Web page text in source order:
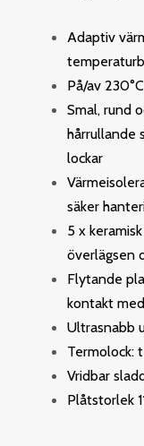
Adaptiv
På/av 230°C
Smal, rund
hårrullande
lockar
säker
5 x
överlägsen
Flytande
kontakt
Ultrasnabb
Termolock:
Vridbar
Plåtstorlek